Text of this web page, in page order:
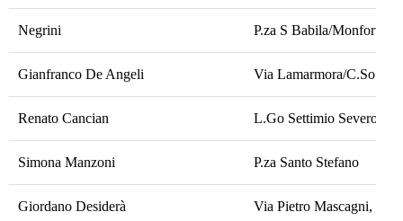
Negrini P.za S Babila/Monforte
Gianfranco De Angeli Via Lamarmora/C.So Di
Renato Cancian L.Go Settimio Severo, 6
Simona Manzoni P.za Santo Stefano
Giordano Desiderà Via Pietro Mascagni, 2